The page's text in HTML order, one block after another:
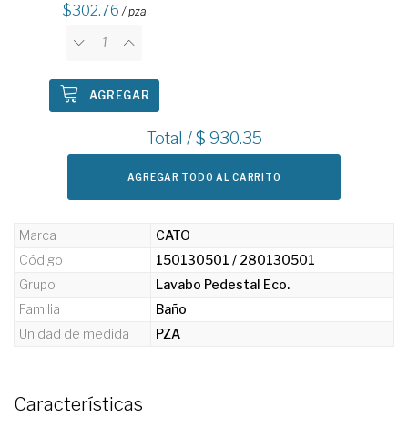
302.76 / pza
AGREGAR
Total / $ 930.35
AGREGAR TODO AL CARRITO
Marca
CATO
Código
150130501 / 280130501
Grupo
Lavabo Pedestal Eco.
Familia
Baño
Unidad de medida
PZA
Características